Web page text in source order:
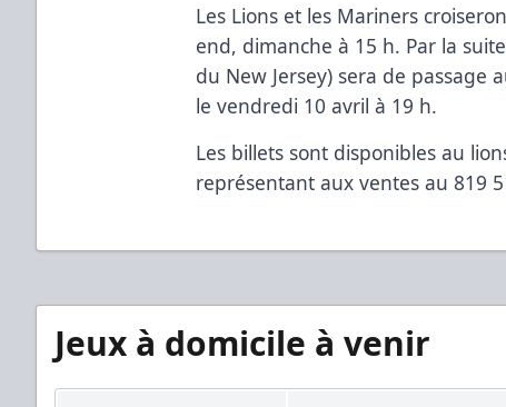
Les Lions et les Mariners
end, dimanche à 15 h. Par la
du New Jersey) sera de passage
le vendredi 10 avril à 19 h.
Les billets sont disponibles au
représentant aux ventes au 819
Jeux à domicile à venir